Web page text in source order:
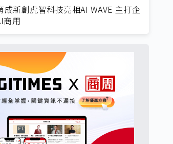
成新創虎智科技亮相AI WAVE 主打企
商用